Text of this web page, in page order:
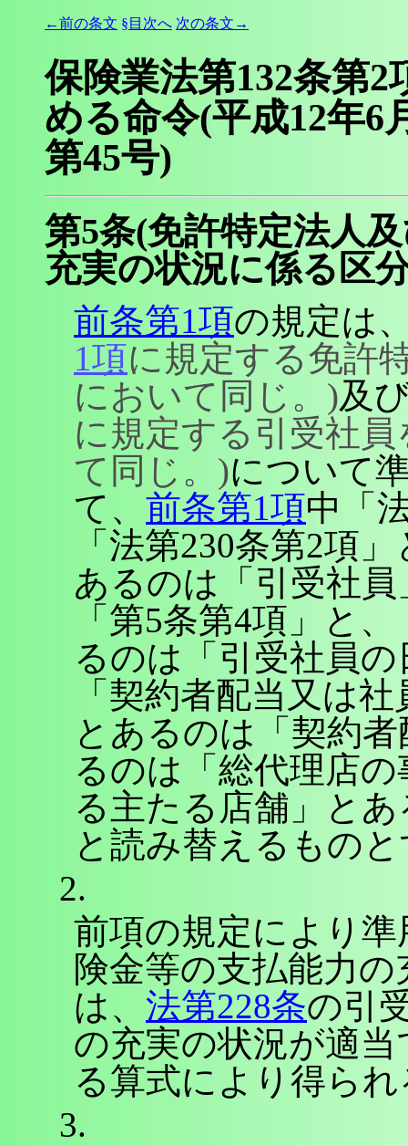
←前の条文 §目次へ 次の条文→
保険業法第132条第
める命令(平成12年6
第45号)
第5条(免許特定法人
充実の状況に係る区
前条第1項の規定は
1項に規定する免許
において同じ。)及
に規定する引受社
て同じ。)について
て、 前条第1項中「
「法第230条第2項
あるのは「引受社
「第5条第4項」と
るのは「引受社員
「契約者配当又は
とあるのは「契約
るのは「総代理店
る主たる店舗」と
と読み替えるもの
2.
前項の規定により準
険金等の支払能力
は、 法第228条の引
の充実の状況が適
る算式により得ら
3.